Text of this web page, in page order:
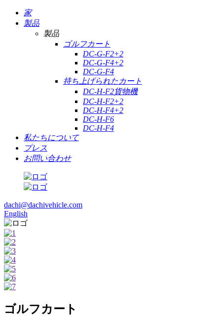
家
製品
製品
ゴルフカート
DC-G-F2+2
DC-G-F4+2
DC-G-F4
持ち上げられたカート
DC-H-F2貨物機
DC-H-F2+2
DC-H-F4+2
DC-H-F6
DC-H-F4
私たちについて
プレス
お問い合わせ
dachi@dachivehicle.com
English
ゴルフカート